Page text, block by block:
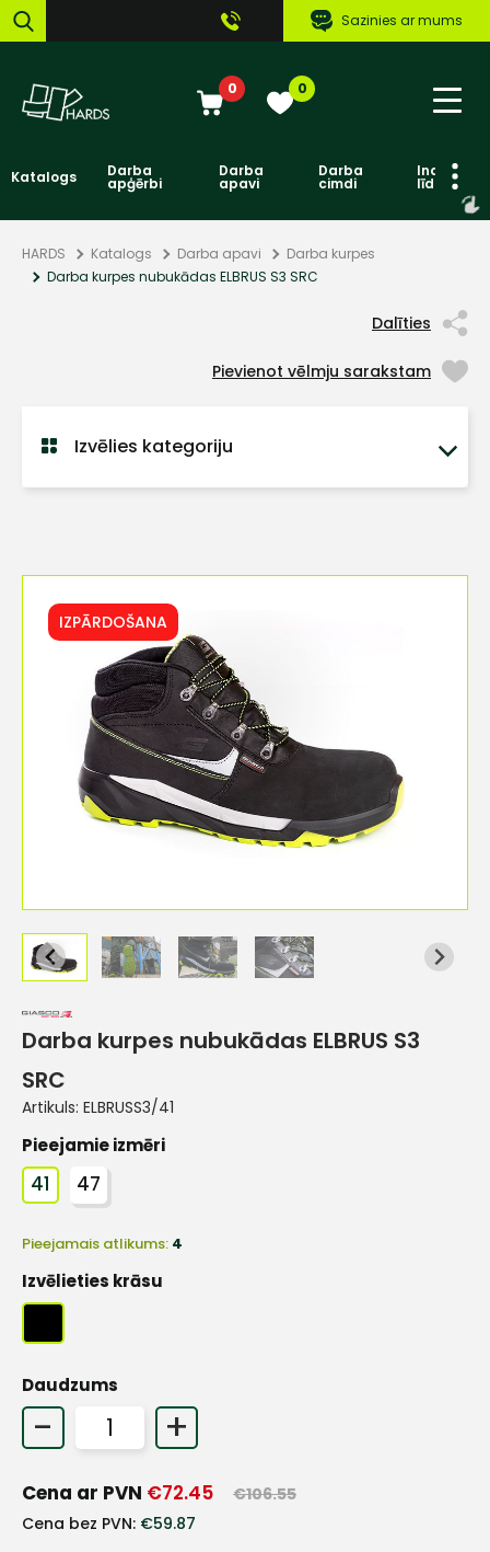
Sazinies ar mums
0 0
Katalogs Darba
apģērbi
Darba
apavi
Darba
cimdi līdzekļi
HARDS Katalogs Darba apavi
Darba kurpes
Darba kurpes nubukādas ELBRUS S3 SRC
Dalīties
Pievienot vēlmju sarakstam
Izvēlies kategoriju
IZPĀRDOŠANA
Darba kurpes nubukādas ELBRUS S3
SRC
Artikuls: ELBRUSS3/41
Pieejamie izmēri
41 47
Pieejamais atlikums: 4
Izvēlieties krāsu
Daudzums
- +
Cena ar PVN €72.45 €106.55
Cena bez PVN: €59.87
+